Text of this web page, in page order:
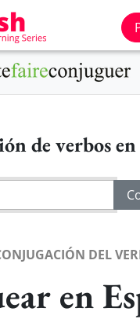
de verbos en
DEL
en